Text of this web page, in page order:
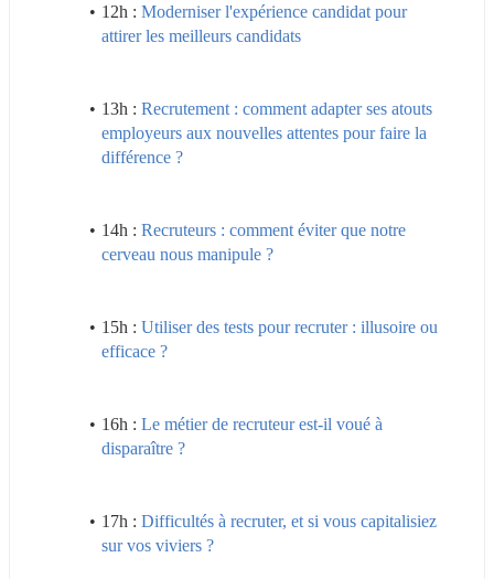
12h : Moderniser l'expérience candidat pour
attirer les meilleurs candidats
13h : Recrutement : comment adapter ses atouts
employeurs aux nouvelles attentes pour faire la
différence ?
14h : Recruteurs : comment éviter que notre
cerveau nous manipule ?
15h : Utiliser des tests pour recruter : illusoire ou
efficace ?
16h : Le métier de recruteur est-il voué à
disparaître ?
17h : Difficultés à recruter, et si vous capitalisiez
sur vos viviers ?